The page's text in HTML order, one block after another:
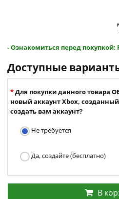
- Ознакомиться перед покупкой:
Доступные
Для покупки данного товара
новый аккаунт Xbox,
создать вам аккаунт?
Не требуется
Да, создайте (бесплатно)
В